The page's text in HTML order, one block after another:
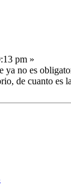
pm »
ya no es
de cuanto es